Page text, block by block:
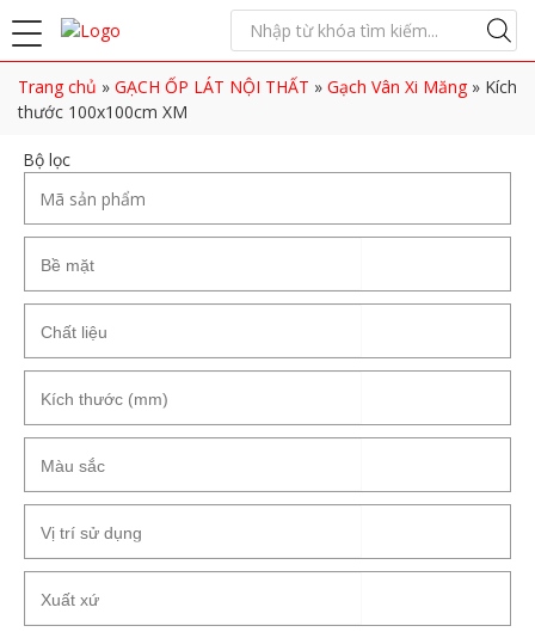
Trang chủ » GẠCH ỐP LÁT NỘI THẤT » Gạch Vân Xi Măng» Kích
thước 100x100cm XM
Bộ lọc